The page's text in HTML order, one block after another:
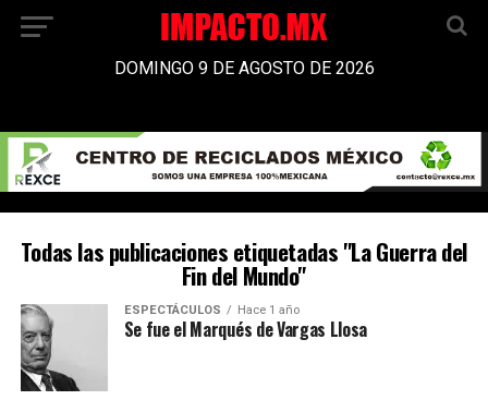
DOMINGO 9 DE AGOSTO DE 2026
Todas las publicaciones etiquetadas "La Guerra del
Fin del Mundo"
ESPECTÁCULOS Hace 1 año
Se fue el Marqués de Vargas Llosa